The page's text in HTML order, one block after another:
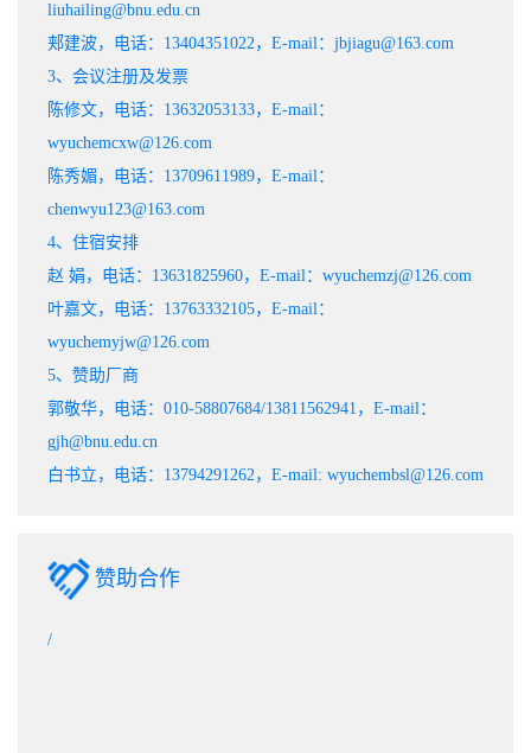
liuhailing@bnu.edu.cn
郏建波，电话：13404351022，E-mail：jbjiagu@163.com
3、会议注册及发票
陈修文，电话：13632053133，E-mail：
wyuchemcxw@126.com
陈秀媚，电话：13709611989，E-mail：
chenwyu123@163.com
4、住宿安排
赵 娟，电话：13631825960，E-mail：wyuchemzj@126.com
叶嘉文，电话：13763332105，E-mail：
wyuchemyjw@126.com
5、赞助厂商
郭敬华，电话：010-58807684/13811562941，E-mail：
gjh@bnu.edu.cn
白书立，电话：13794291262，E-mail: wyuchembsl@126.com
赞助合作
/